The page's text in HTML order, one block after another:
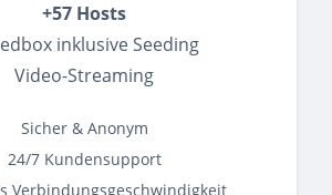
+57 Hosts
inklusive Seeding
Video-Streaming
Sicher & Anonym
24/7 Kundensupport
Verbindungsgeschwindigkeit